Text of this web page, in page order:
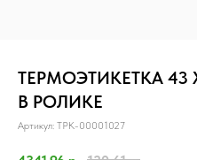
ТЕРМОЭТИКЕТКА 43
В РОЛИКЕ
Артикул: TPK-00001027